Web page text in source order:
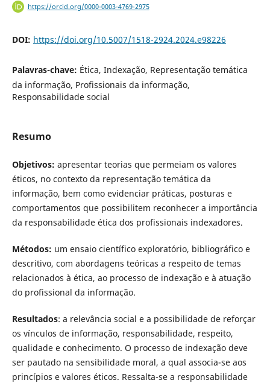
https://orcid.org/0000-0003-4769-2975
DOI: https://doi.org/10.5007/1518-2924.2024.e98226
Palavras-chave: Ética, Indexação, Representação temática
da informação, Profissionais da informação,
Responsabilidade social
Resumo
Objetivos: apresentar teorias que permeiam os valores
éticos, no contexto da representação temática da
informação, bem como evidenciar práticas, posturas e
comportamentos que possibilitem reconhecer a importância
da responsabilidade ética dos profissionais indexadores.
Métodos: um ensaio científico exploratório, bibliográfico e
descritivo, com abordagens teóricas a respeito de temas
relacionados à ética, ao processo de indexação e à atuação
do profissional da informação.
Resultados: a relevância social e a possibilidade de reforçar
os vínculos de informação, responsabilidade, respeito,
qualidade e conhecimento. O processo de indexação deve
ser pautado na sensibilidade moral, a qual associa-se aos
princípios e valores éticos. Ressalta-se a responsabilidade